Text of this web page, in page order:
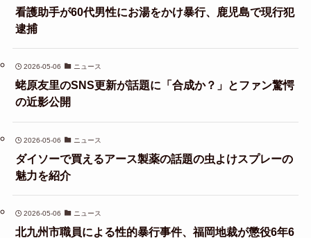
看護助手が60代男性にお湯をかけ暴行、鹿児島で現行犯
逮捕
2026-05-06 ニュース
蛯原友里のSNS更新が話題に「合成か？」とファン驚愕
の近影公開
2026-05-06 ニュース
ダイソーで買えるアース製薬の話題の虫よけスプレーの
魅力を紹介
2026-05-06 ニュース
北九州市職員による性的暴行事件、福岡地裁が懲役6年6